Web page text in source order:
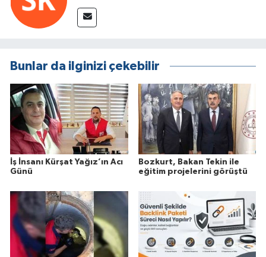
Bunlar da ilginizi çekebilir
İş İnsanı Kürşat Yağız’ın Acı
Günü
Bozkurt, Bakan Tekin ile
eğitim projelerini görüştü